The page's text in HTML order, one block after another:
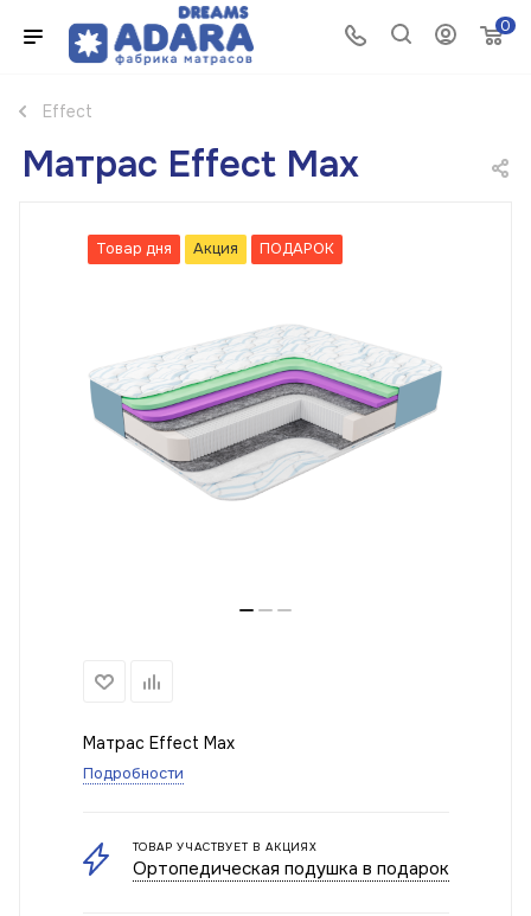
0
Effect
Матрас Effect Max
Товар дня Акция ПОДАРОК
Матрас Effect Max
Подробности
ТОВАР УЧАСТВУЕТ В АКЦИЯХ
Ортопедическая подушка в подарок